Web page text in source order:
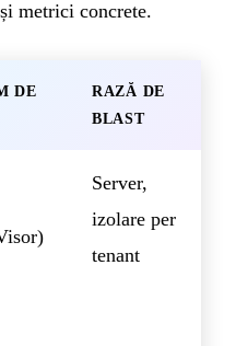
metrici concrete.
DE
RAZĂ DE
BLAST
Server,
izolare per
tenant